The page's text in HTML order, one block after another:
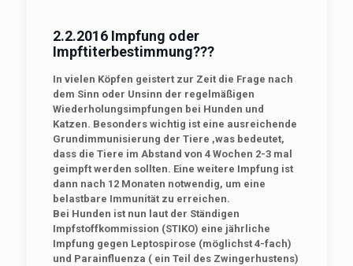
2.2.2016 Impfung oder
Impftiterbestimmung???
In vielen Köpfen geistert zur Zeit die Frage nach
dem Sinn oder Unsinn der regelmäßigen
Wiederholungsimpfungen bei Hunden und
Katzen. Besonders wichtig ist eine ausreichende
Grundimmunisierung der Tiere ,was bedeutet,
dass die Tiere im Abstand von 4 Wochen 2-3 mal
geimpft werden sollten. Eine weitere Impfung ist
dann nach 12 Monaten notwendig, um eine
belastbare Immunität zu erreichen.
Bei Hunden ist nun laut der Ständigen
Impfstoffkommission (STIKO) eine jährliche
Impfung gegen Leptospirose (möglichst 4-fach)
und Parainfluenza ( ein Teil des Zwingerhustens)